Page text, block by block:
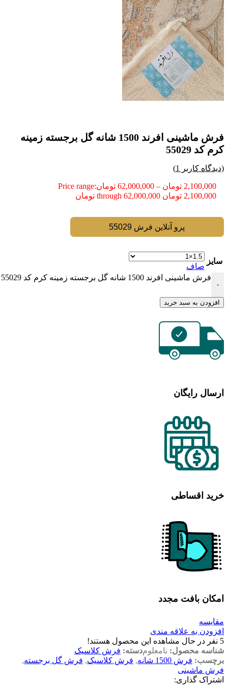
فرش ماشینی افرند 1500 شانه گل برجسته زمینه
کرم کد 55029
(دیدگاه کاربر 1
)
2,100,000 تومان –
62,000,000 تومانPrice range:
2,100,000 تومان through 62,000,000 تومان
پرو آنلاین فرش 55029
سایز
صاف
-
فرش ماشینی افرند 1500 شانه گل برجسته زمینه کرم کد 55029 عدد
افزودن به سبد خرید
ارسال رایگان
خرید اقساطی
امکان بافت مجدد
مقایسه
افزودن به علاقه مندی
5 نفر در حال مشاهده این محصول هستند!
شناسه محصول: نامعلومدسته: فرش کلاسیک
برچسب: فرش 1500 شانه , فرش کلاسیک, فرش گل برجسته,
فرش ماشینی
اشتراک گذاری: